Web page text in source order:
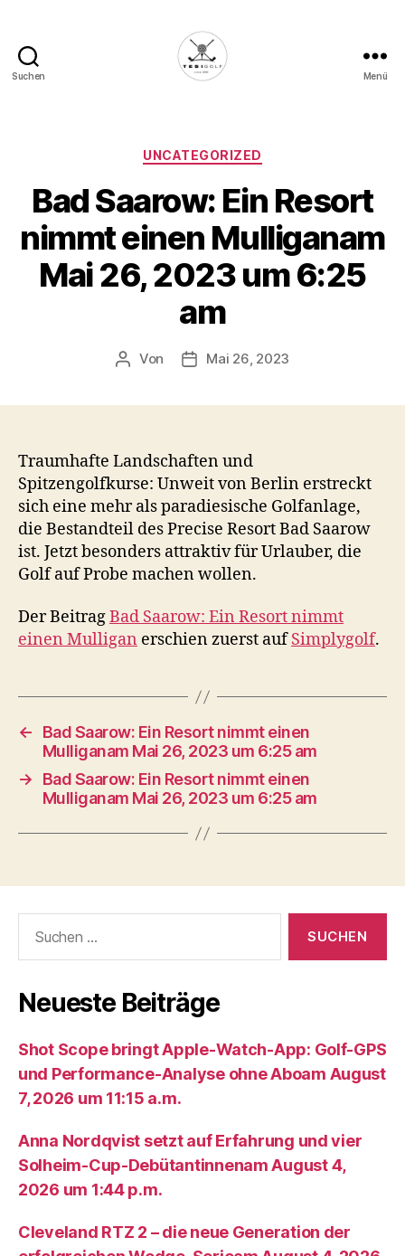
Suchen
Deine
Plattform
für
Golfbegeisterte!
Menü
Kategorien
UNCATEGORIZED
Bad Saarow: Ein Resort
nimmt einen Mulliganam
Mai 26, 2023 um 6:25
am
Beitragsautor
Von Veröffentlichungsdatum
Mai 26, 2023
Traumhafte Landschaften und
Spitzengolfkurse: Unweit von Berlin erstreckt
sich eine mehr als paradiesische Golfanlage,
die Bestandteil des Precise Resort Bad Saarow
ist. Jetzt besonders attraktiv für Urlauber, die
Golf auf Probe machen wollen.
Der BeitragBad Saarow: Ein Resort nimmt
einen Mulligan erschien zuerst aufSimplygolf.
←
Bad Saarow: Ein Resort nimmt einen
Mulliganam Mai 26, 2023 um 6:25 am
→
Bad Saarow: Ein Resort nimmt einen
Mulliganam Mai 26, 2023 um 6:25 am
nach:
Neueste Beiträge
Shot Scope bringt Apple-Watch-App: Golf-GPS
und Performance-Analyse ohne Aboam August
7, 2026 um 11:15 a.m.
Anna Nordqvist setzt auf Erfahrung und vier
Solheim-Cup-Debütantinnenam August 4,
2026 um 1:44 p.m.
Cleveland RTZ 2 – die neue Generation der